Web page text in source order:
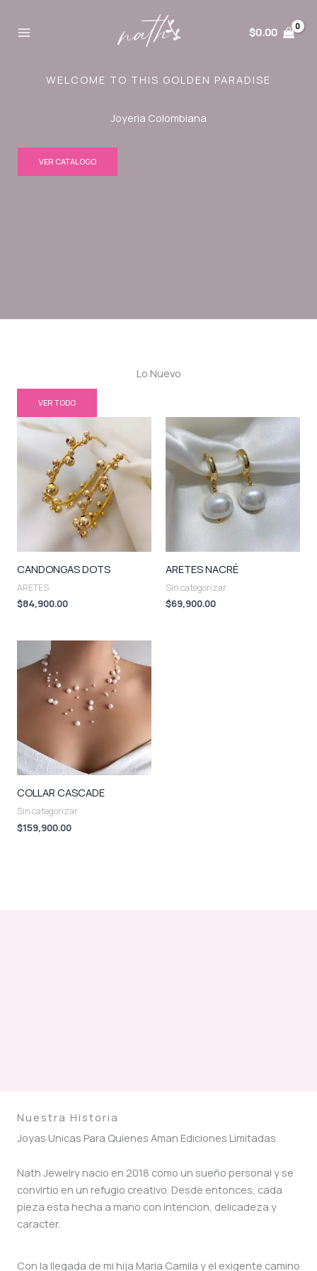
$0.00
WELCOME TO THIS GOLDEN PARADISE
Joyeria Colombiana
VER CATALOGO
Lo Nuevo
VER TODO
CANDONGAS DOTS
ARETES
$84,900.00
ARETES NACRÉ
Sin categorizar
$69,900.00
COLLAR CASCADE
Sin categorizar
$159,900.00
Nuestra Historia
Joyas Unicas Para Quienes Aman Ediciones Limitadas
Nath Jewelry nacio en 2018 como un sueño personal y se
convirtio en un refugio creativo. Desde entonces, cada
pieza esta hecha a mano con intencion, delicadeza y
caracter.
Con la llegada de mi hija Maria Camila y el exigente camino